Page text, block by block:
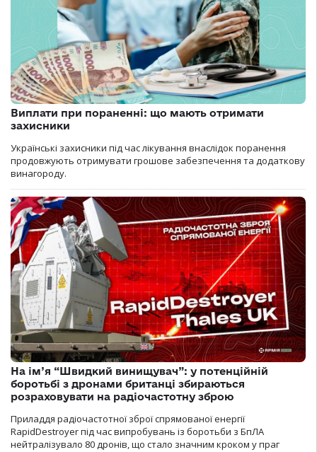
Виплати при пораненні: що мають отримати
захисники
Українські захисники під час лікування внаслідок поранення
продовжують отримувати грошове забезпечення та додаткову
винагороду.
На ім’я “Швидкий винищувач”: у потенційній
боротьбі з дронами британці збираються
розраховувати на радіочастотну зброю
Приладдя радіочастотної зброї спрямованої енергії
RapidDestroyer під час випробувань із боротьби з БпЛА
нейтралізувало 80 дронів, що стало значним кроком у праг